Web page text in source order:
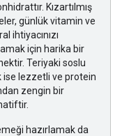
Kızartılmış
günlük vitamin ve
ihtiyacınızı
için harika bir
Teriyaki soslu
ise lezzetli ve protein
zengin bir
hazırlamak da